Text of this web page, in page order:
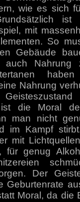
wie es sich
mit
So
Gebäude
auch Nahrung
Nahrung
ist die Moral
man nicht
im Kampf
mit
für genug
Der
Geburtenrate
Moral, da die